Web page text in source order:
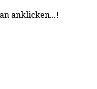
anklicken...!